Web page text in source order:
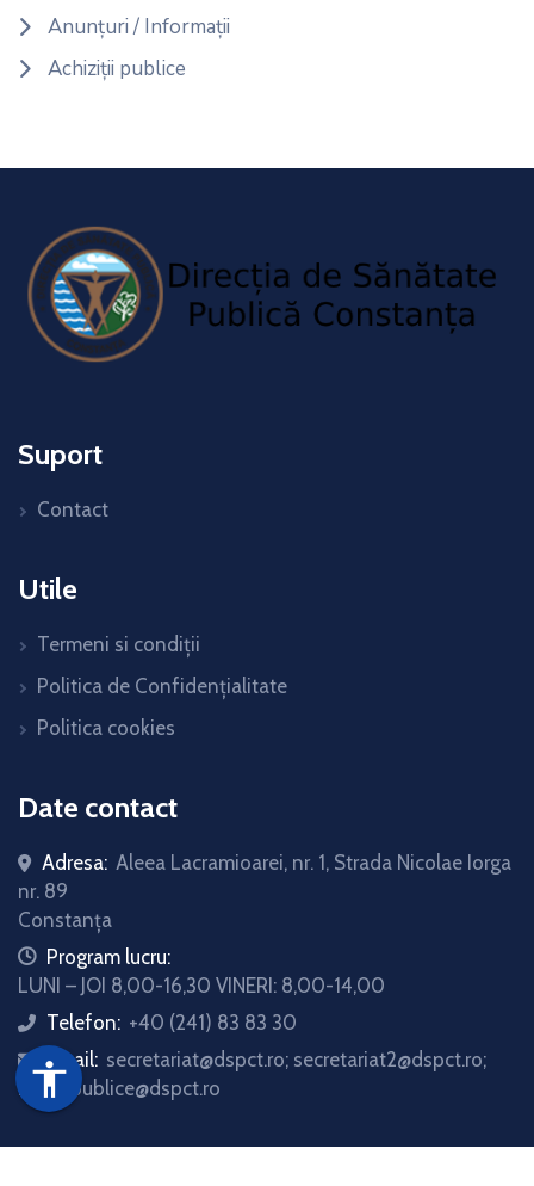
accessibility
Anunțuri / Informații
Achiziții publice
Suport
Contact
Utile
Termeni si condiții
Politica de Confidențialitate
Politica cookies
Date contact
Adresa: Aleea Lacramioarei, nr. 1, Strada Nicolae Iorga
nr. 89
Constanța
iconProgram lucru:
LUNI – JOI 8,00-16,30 VINERI: 8,00-14,00
icon
Telefon: +40 (241) 83 83 30
icon
Email: secretariat@dspct.ro; secretariat2@dspct.ro;
relatii.publice@dspct.ro